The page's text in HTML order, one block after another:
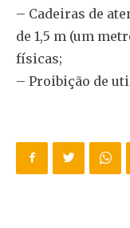
– Cadeiras de
de 1,5 m (um
físicas;
– Proibição de